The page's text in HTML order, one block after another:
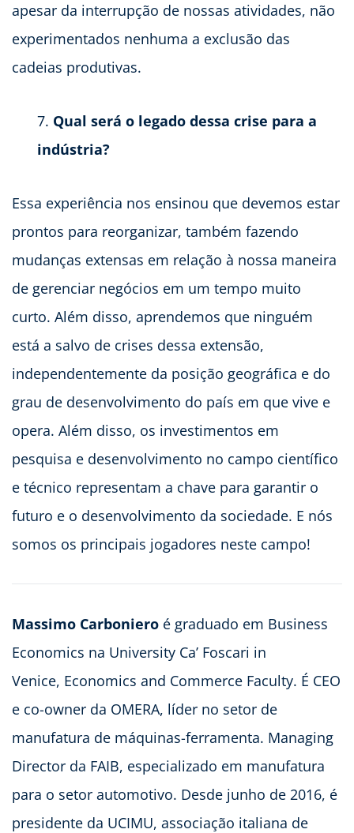
apesar da interrupção de nossas atividades, não
experimentados nenhuma a exclusão das
cadeias produtivas.
Qual será o legado dessa crise para a
indústria?
Essa experiência nos ensinou que devemos estar
prontos para reorganizar, também fazendo
mudanças extensas em relação à nossa maneira
de gerenciar negócios em um tempo muito
curto. Além disso, aprendemos que ninguém
está a salvo de crises dessa extensão,
independentemente da posição geográfica e do
grau de desenvolvimento do país em que vive e
opera. Além disso, os investimentos em
pesquisa e desenvolvimento no campo científico
e técnico representam a chave para garantir o
futuro e o desenvolvimento da sociedade. E nós
somos os principais jogadores neste campo!
Massimo Carboniero é graduado em Business
Economics na University Ca’ Foscari in
Venice, Economics and Commerce Faculty. É CEO
e co-owner da OMERA, líder no setor de
manufatura de máquinas-ferramenta. Managing
Director da FAIB, especializado em manufatura
para o setor automotivo. Desde junho de 2016, é
presidente da UCIMU, associação italiana de